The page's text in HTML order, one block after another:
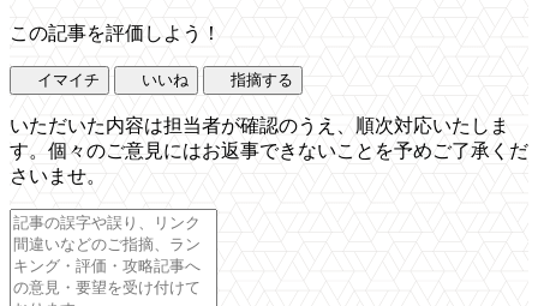
この記事を評価しよう！
イマイチ いいね 指摘する
いただいた内容は担当者が確認のうえ、順次対応いたしま
す。個々のご意見にはお返事できないことを予めご了承くだ
さいませ。